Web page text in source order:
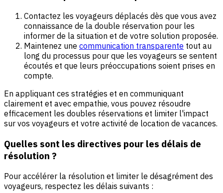
Contactez les voyageurs déplacés dès que vous avez
connaissance de la double réservation pour les
informer de la situation et de votre solution proposée.
Maintenez une communication transparente tout au
long du processus pour que les voyageurs se sentent
écoutés et que leurs préoccupations soient prises en
compte.
En appliquant ces stratégies et en communiquant
clairement et avec empathie, vous pouvez résoudre
efficacement les doubles réservations et limiter l'impact
sur vos voyageurs et votre activité de location de vacances.
Quelles sont les directives pour les délais de
résolution ?
Pour accélérer la résolution et limiter le désagrément des
voyageurs, respectez les délais suivants :